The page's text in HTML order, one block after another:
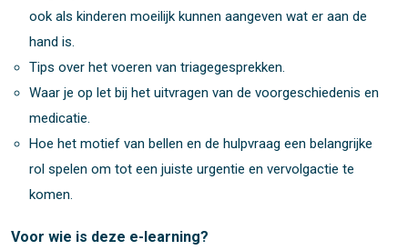
ook als kinderen moeilijk kunnen aangeven wat er aan de
hand is.
Tips over het voeren van triagegesprekken.
Waar je op let bij het uitvragen van de voorgeschiedenis en
medicatie.
Hoe het motief van bellen en de hulpvraag een belangrijke
rol spelen om tot een juiste urgentie en vervolgactie te
komen.
Voor wie is deze e-learning?